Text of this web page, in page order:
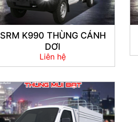
SRM K990 THÙNG CÁNH
DƠI
Liên hệ